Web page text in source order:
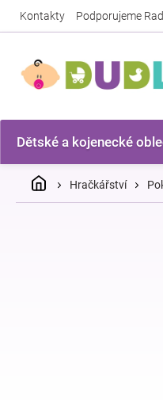
Kontakty Podporujeme
Dětské a kojenecké
DomůHračkářství